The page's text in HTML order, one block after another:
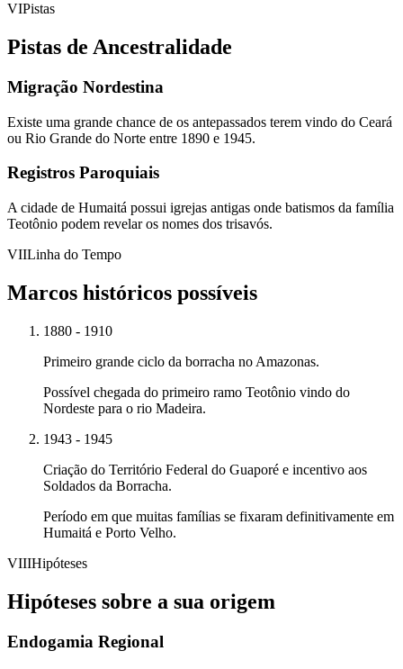
VIPistas
Pistas de Ancestralidade
Migração Nordestina
Existe uma grande chance de os antepassados terem vindo do Ceará
ou Rio Grande do Norte entre 1890 e 1945.
Registros Paroquiais
A cidade de Humaitá possui igrejas antigas onde batismos da família
Teotônio podem revelar os nomes dos trisavós.
VIILinha do Tempo
Marcos históricos possíveis
1880 - 1910
Primeiro grande ciclo da borracha no Amazonas.
Possível chegada do primeiro ramo Teotônio vindo do
Nordeste para o rio Madeira.
1943 - 1945
Criação do Território Federal do Guaporé e incentivo aos
Soldados da Borracha.
Período em que muitas famílias se fixaram definitivamente em
Humaitá e Porto Velho.
VIIIHipóteses
Hipóteses sobre a sua origem
Endogamia Regional